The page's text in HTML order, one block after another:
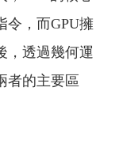
令，而GPU擁
，透過幾何運
者的主要區